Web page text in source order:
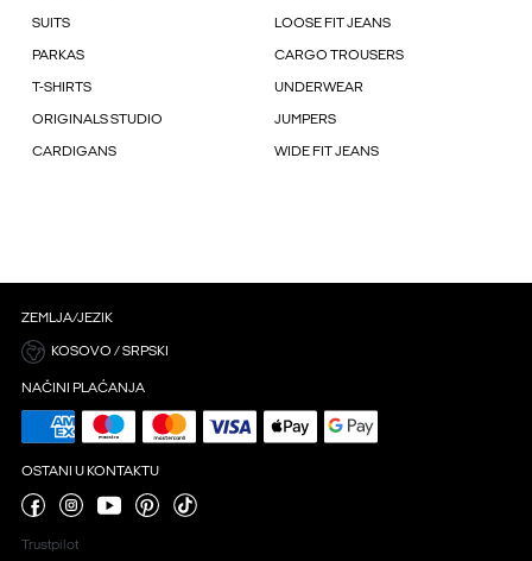
SUITS LOOSE FIT JEANS
PARKAS CARGO TROUSERS
T-SHIRTS UNDERWEAR
ORIGINALS STUDIO JUMPERS
CARDIGANS WIDE FIT JEANS
ZEMLJA/JEZIK
KOSOVO / SRPSKI
NAČINI PLAĆANJA
OSTANI U KONTAKTU
Trustpilot